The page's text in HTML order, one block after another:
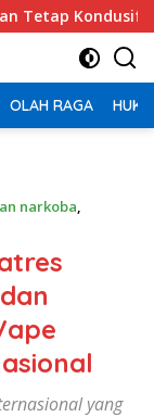
Tiga
OLAH RAGA
narkoba,
yang